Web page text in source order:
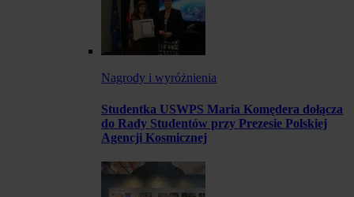
Nagrody i wyróżnienia
Studentka USWPS Maria Komędera dołącza
do Rady Studentów przy Prezesie Polskiej
Agencji Kosmicznej